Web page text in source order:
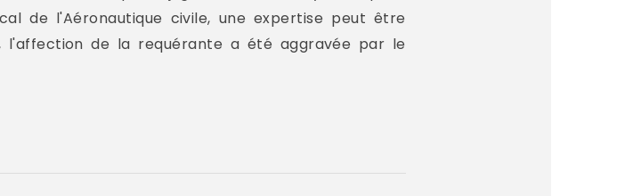
de l'Aéronautique civile, une expertise peut être
l'affection de la requérante a été aggravée par le